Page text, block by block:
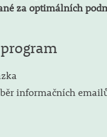
za optimálních
informačních